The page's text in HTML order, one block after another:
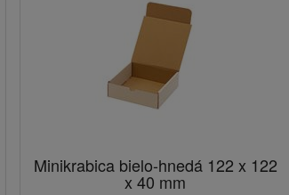
Minikrabica bielo-hnedá 122 x 122
x 40 mm